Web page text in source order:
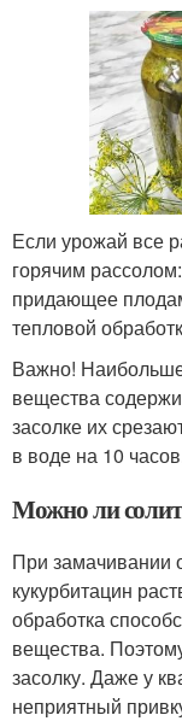
Если урожай все
горячим
придающее
тепловой
Важно!
вещества
засолке их
в воде на 10
Можно ли
При замачивании
кукурбитацин
обработка
вещества.
засолку. Даже у
неприятный